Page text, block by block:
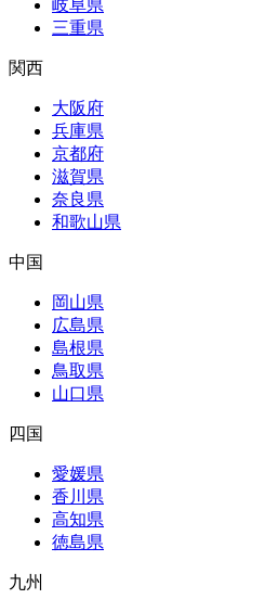
岐阜県
三重県
関西
大阪府
兵庫県
京都府
滋賀県
奈良県
和歌山県
中国
岡山県
広島県
島根県
鳥取県
山口県
四国
愛媛県
香川県
高知県
徳島県
九州